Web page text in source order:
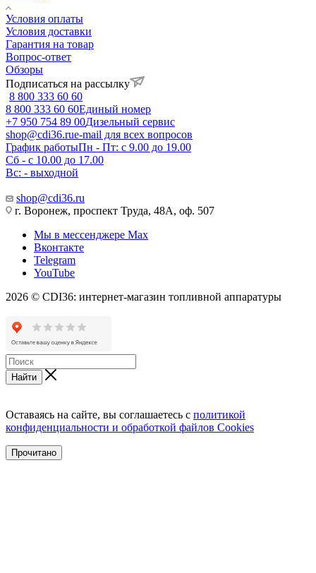
Условия оплаты
Условия доставки
Гарантия на товар
Вопрос-ответ
Обзоры
Подписаться на рассылку
8 800 333 60 60
8 800 333 60 60Единый номер
+7 950 754 89 00Дизельный сервис
shop@cdi36.rue-mail для всех вопросов
График работыПн - Пт: с 9.00 до 19.00
Сб - с 10.00 до 17.00
Вс: - выходной
shop@cdi36.ru
г. Воронеж, проспект Труда, 48А, оф. 507
Мы в мессенджере Max
Вконтакте
Telegram
YouTube
2026 © CDI36: интернет-магазин топливной аппаратуры
Найти
Оставаясь на сайте, вы соглашаетесь с политикой
конфиденциальности и обработкой файлов Cookies
Прочитано